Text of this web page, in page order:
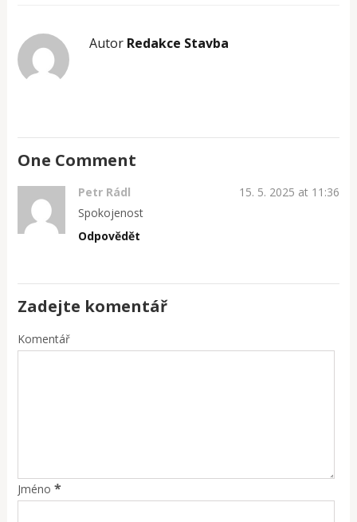
Autor Redakce Stavba
One Comment
Petr Rádl
15. 5. 2025 at 11:36
Spokojenost
Odpovědět
Zadejte komentář
Komentář
Jméno *